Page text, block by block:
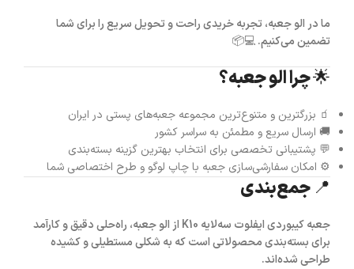
ما در الو جعبه، تجربه خریدی راحت و تحویل سریع را برای شما
تضمین می‌کنیم. 💻📦
🌟 چرا الو جعبه؟
🧃 بزرگترین و متنوع‌ترین مجموعه جعبه‌های پستی در ایران
🚚 ارسال سریع و مطمئن به سراسر کشور
💬 پشتیبانی تخصصی برای انتخاب بهترین گزینه بسته‌بندی
⚙️ امکان سفارشی‌سازی جعبه با چاپ لوگو و طرح اختصاصی شما
📍 جمع‌بندی
جعبه کیبوردی ایفلوت سه‌لایه K10 از الو جعبه، راه‌حلی دقیق و کارآمد
برای بسته‌بندی محصولاتی است که به شکلی مستطیلی و کشیده
طراحی شده‌اند.